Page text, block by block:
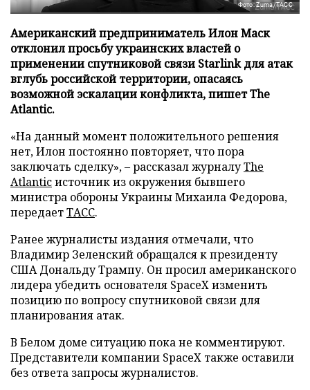
Фото: Zuma/ТАСС
Американский предприниматель Илон Маск
отклонил просьбу украинских властей о
применении спутниковой связи Starlink для атак
вглубь российской территории, опасаясь
возможной эскалации конфликта, пишет The
Atlantic.
«На данный момент положительного решения
нет, Илон постоянно повторяет, что пора
заключать сделку», – рассказал журналуThe
Atlanticисточник из окружения бывшего
министра обороны Украины Михаила Федорова,
передаетТАСС.
Ранее журналисты издания отмечали, что
Владимир Зеленский обращался к президенту
США Дональду Трампу. Он просил американского
лидера убедить основателя SpaceX изменить
позицию по вопросу спутниковой связи для
планирования атак.
В Белом доме ситуацию пока не комментируют.
Представители компании SpaceX также оставили
без ответа запросы журналистов.